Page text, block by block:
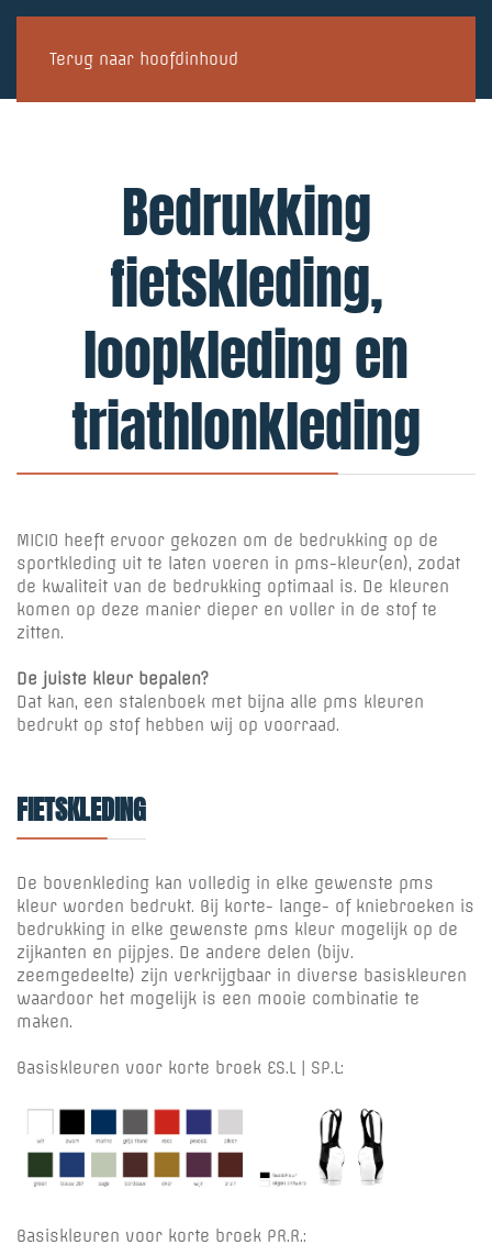
Terug naar hoofdinhoud
Bedrukking
fietskleding,
loopkleding en
triathlonkleding
MICIO heeft ervoor gekozen om de bedrukking op de
sportkleding uit te laten voeren in pms-kleur(en), zodat
de kwaliteit van de bedrukking optimaal is. De kleuren
komen op deze manier dieper en voller in de stof te
zitten.
De juiste kleur bepalen?
Dat kan, een stalenboek met bijna alle pms kleuren
bedrukt op stof hebben wij op voorraad.
FIETSKLEDING
De bovenkleding kan volledig in elke gewenste pms
kleur worden bedrukt. Bij korte- lange- of kniebroeken is
bedrukking in elke gewenste pms kleur mogelijk op de
zijkanten en pijpjes. De andere delen (bijv.
zeemgedeelte) zijn verkrijgbaar in diverse basiskleuren
waardoor het mogelijk is een mooie combinatie te
maken.
Basiskleuren voor korte broek ES.L | SP.L:
Basiskleuren voor korte broek PR.R.: